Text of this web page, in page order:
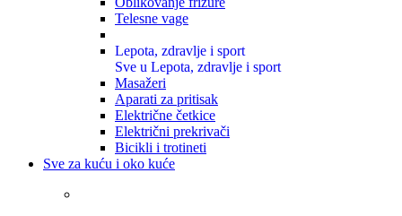
Telesne vage
Lepota, zdravlje i sport
Sve u Lepota, zdravlje i sport
Masažeri
Aparati za pritisak
Električne četkice
Električni prekrivači
Bicikli i trotineti
Sve za kuću i oko kuće